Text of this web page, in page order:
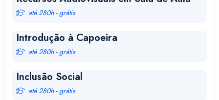
até 280h - grátis
Introdução à Capoeira
até 280h - grátis
Inclusão Social
até 280h - grátis